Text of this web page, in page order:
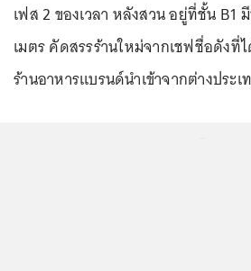
เฟส 2 ของเวลา หลังสวน อยู่ที่ชั้น B1
เมตร คัดสรรร้านใหม่จากเชฟชื่อดังที่
ร้านอาหารแบรนด์นำเข้าจากต่างประ